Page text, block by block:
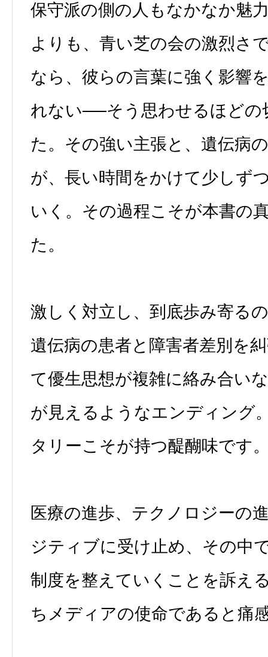
保守派の側の人もなかなか魅
よりも、青い芝の会の激烈さ
なら、彼らの言葉に強く影響
れない──そう思わせるほどの
た。その強い主張と、遺伝病
が、長い時間をかけて少しず
いく。その過程こそが本書の
た。
激しく対立し、到底歩み寄る
遺伝病の患者と障害者差別を
て優生思想が複雑に絡み合い
が見えるようなエンディング
タリーこそが持つ醍醐味です
医療の進歩、テクノロジーの
ジティブに受け止め、その中
制度を整えていくことを訴え
ちメディアの使命であると痛